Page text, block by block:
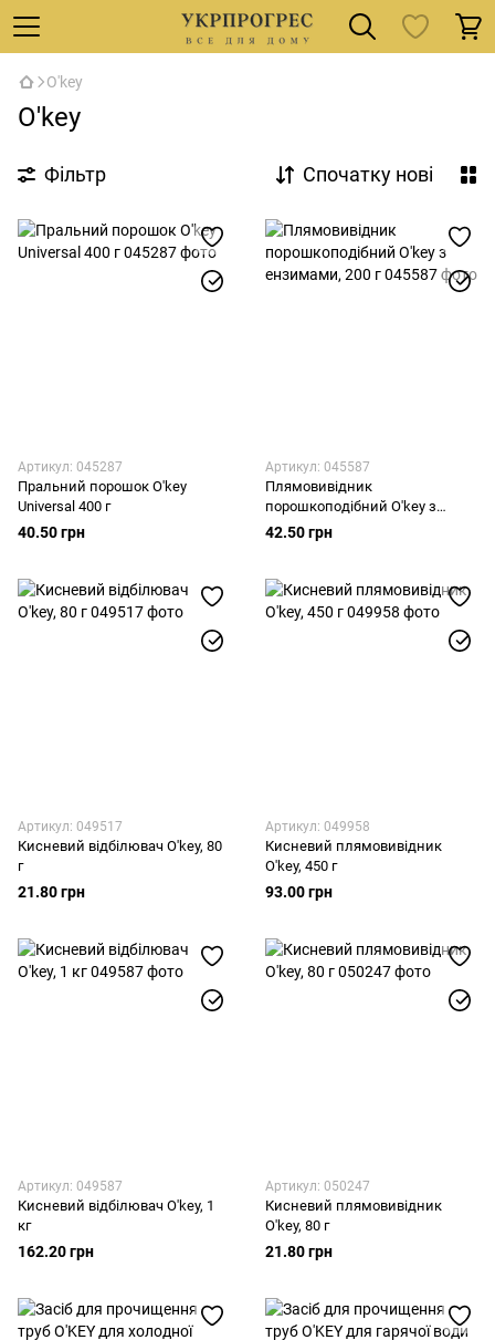
O'key
O'key
Фільтр Спочатку нові
Артикул: 045287
Пральний порошок O'key
Universal 400 г
40.50 грн
Артикул: 045587
Плямовивідник
порошкоподібний O'key з
ензимами, 200 г
42.50 грн
Артикул: 049517
Кисневий відбілювач O'key, 80
г
21.80 грн
Артикул: 049958
Кисневий плямовивідник
O'key, 450 г
93.00 грн
Артикул: 049587
Кисневий відбілювач O'key, 1
кг
162.20 грн
Артикул: 050247
Кисневий плямовивідник
O'key, 80 г
21.80 грн